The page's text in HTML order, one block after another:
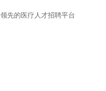
领先的医疗人才招聘平台